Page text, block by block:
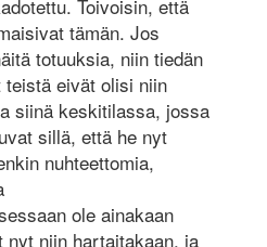
Toivoisin, että
tämän. Jos
totuuksia, niin tiedän
eivät olisi niin
siinä keskitilassa, jossa
sillä, että he nyt
nuhteettomia,
ole ainakaan
niin hartaitakaan, ja